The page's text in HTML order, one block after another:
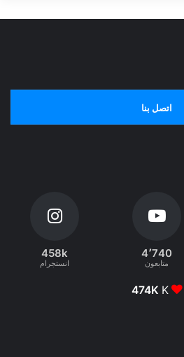
اتصل بنا
4٬740
متابعون
458k
انستجرام
474K K